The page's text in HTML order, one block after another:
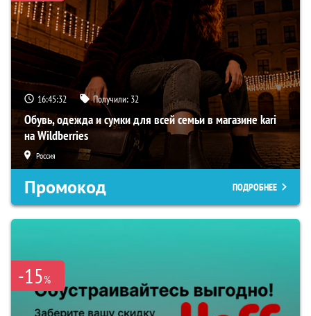
16:45:31 Получили: 32
Обувь, одежда и сумки для всей семьи в магазине kari
на Wildberries
Россия
Промокод ПОДРОБНЕЕ
-15%